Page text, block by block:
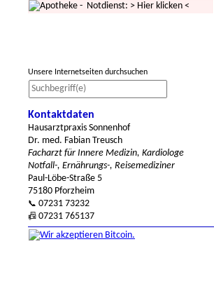
- Notdienst: > Hier klicken <
Unsere Internetseiten durchsuchen
Kontaktdaten
Hausarztpraxis Sonnenhof
Dr. med. Fabian Treusch
Facharzt für Innere Medizin, Kardiologe
Notfall-, Ernährungs-, Reisemediziner
Paul-Löbe-Straße 5
75180 Pforzheim
📞 07231 73232
📠 07231 765137